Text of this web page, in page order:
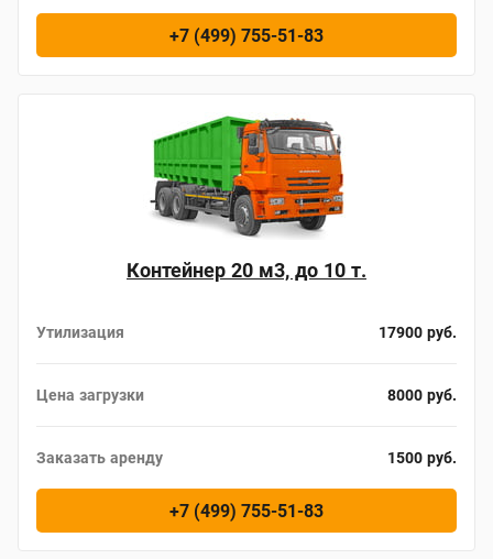
+7 (499) 755-51-83
Контейнер 20 м3, до 10 т.
Утилизация 17900 руб.
Цена загрузки 8000 руб.
Заказать аренду 1500 руб.
+7 (499) 755-51-83